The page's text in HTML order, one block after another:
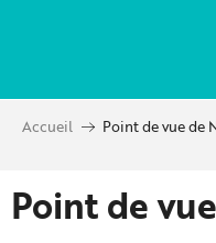
principal
Accueil Point de vue de
Point de